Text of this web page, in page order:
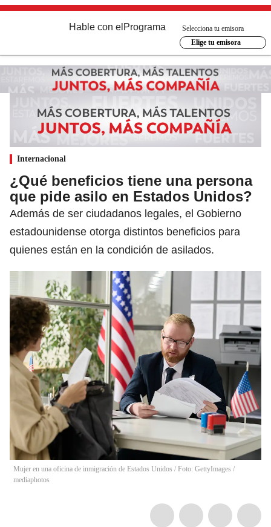
Hable con el Programa
Selecciona tu emisora
Elige tu emisora
Internacional
¿Qué beneficios tiene una persona
que pide asilo en Estados Unidos?
Además de ser ciudadanos legales, el Gobierno
estadounidense otorga distintos beneficios para
quienes están en la condición de asilados.
Mujer en una oficina de inmigración de Estados Unidos / Foto: GettyImages /
mediaphotos